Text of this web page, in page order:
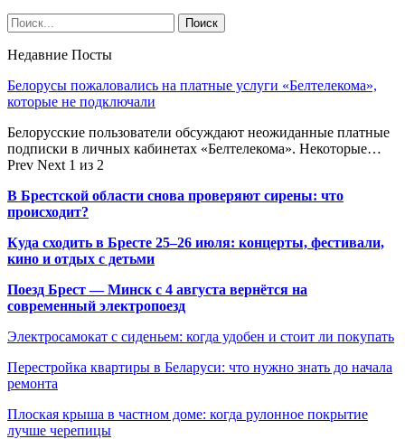
Недавние Посты
Белорусы пожаловались на платные услуги «Белтелекома»,
которые не подключали
Белорусские пользователи обсуждают неожиданные платные
подписки в личных кабинетах «Белтелекома». Некоторые…
Prev Next 1 из 2
В Брестской области снова проверяют сирены: что
происходит?
Куда сходить в Бресте 25–26 июля: концерты, фестивали,
кино и отдых с детьми
Поезд Брест — Минск с 4 августа вернётся на
современный электропоезд
Электросамокат с сиденьем: когда удобен и стоит ли покупать
Перестройка квартиры в Беларуси: что нужно знать до начала
ремонта
Плоская крыша в частном доме: когда рулонное покрытие
лучше черепицы